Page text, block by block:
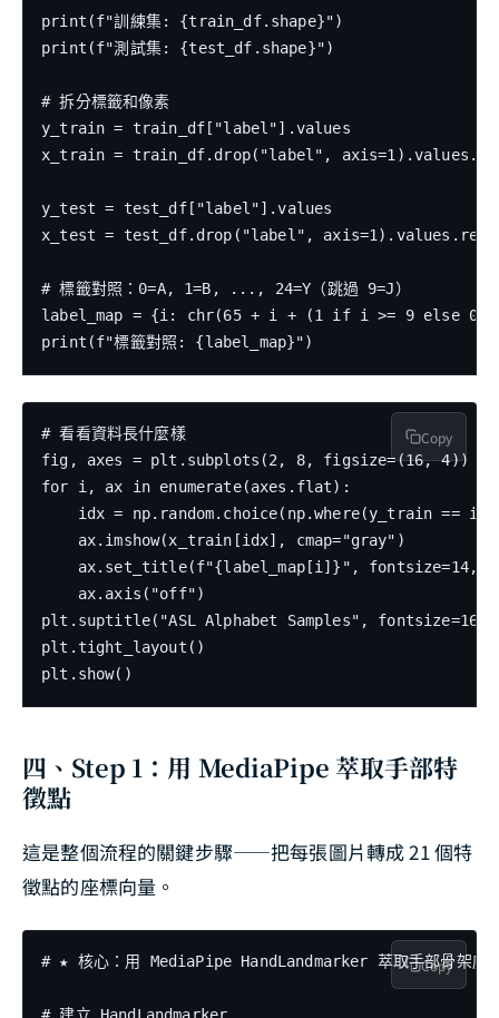
print(f"訓練集: {train_df.shape}")
print(f"測試集: {test_df.shape}")
# 拆分標籤和像素
y_train = train_df["label"].values
x_train = train_df.drop("label",
y_test = test_df["label"].values
x_test = test_df.drop("label",
# 標籤對照：0=A, 1=B, ..., 24=Y（跳過 9=J）
label_map = {i: chr(65 + i + (1 if i >= 9 else
# 看看資料長什麼樣
fig, axes = plt.subplots(2, 8, figsize=(16, 4))
for i, ax in enumerate(axes.flat):
idx = np.random.choice(np.where(y_train ==
    ax.imshow(x_train[idx], cmap="gray")
ax.set_title(f"{label_map[i]}", fontsize=14,
    ax.axis("off")
plt.suptitle("ASL Alphabet Samples", fontsize=16)
plt.tight_layout()
Copy
四、Step 1：用 MediaPipe 萃取手部特
徵點
這是整個流程的關鍵步驟——把每張圖片轉成 21 個特
徵點的座標向量。
# ★ 核心：用 MediaPipe HandLandmarker 萃取手部骨架座
Copy